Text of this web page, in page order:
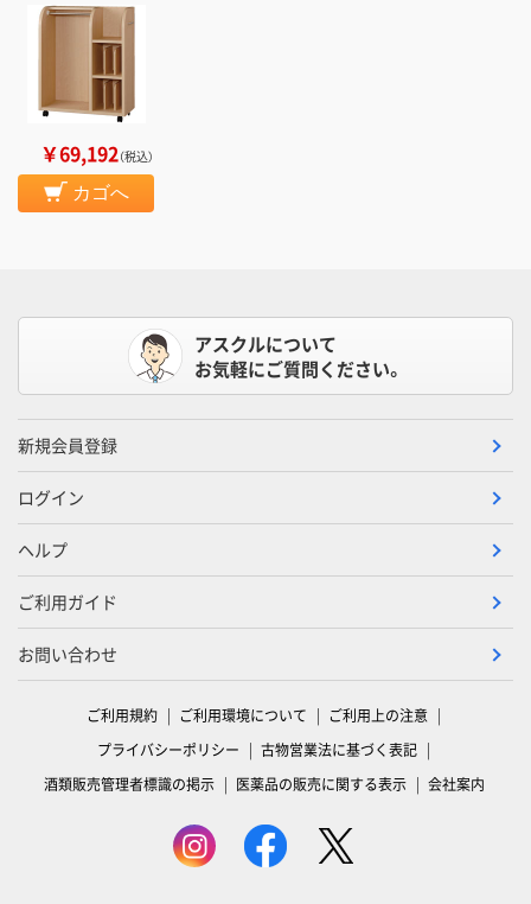
￥69,192（税込）
カゴへ
アスクルについて
お気軽にご質問ください。
新規会員登録
ログイン
ヘルプ
ご利用ガイド
お問い合わせ
ご利用規約 ご利用環境について
ご利用上の注意
プライバシーポリシー
古物営業法に基づく表記
酒類販売管理者標識の掲示
医薬品の販売に関する表示 会社案内